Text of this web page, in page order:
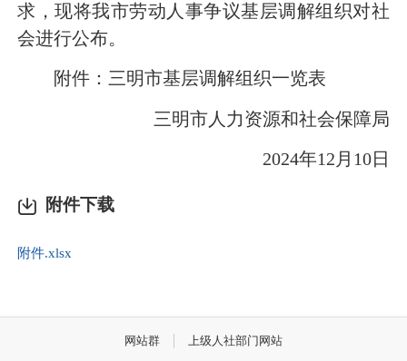
求，现将我市劳动人事争议基层调解组织对社
会进行公布。
附件：三明市基层调解组织一览表
三明市人力资源和社会保障局
2024年12月10日
附件下载
附件.xlsx
网站群 上级人社部门网站